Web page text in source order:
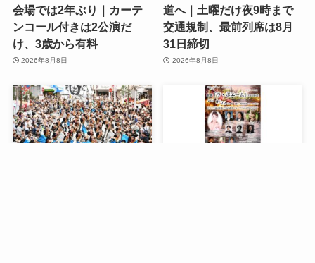
会場では2年ぶり｜カーテ
ンコール付きは2公演だ
け、3歳から有料
2026年8月8日
道へ｜土曜だけ夜9時まで
交通規制、最前列席は8月
31日締切
2026年8月8日